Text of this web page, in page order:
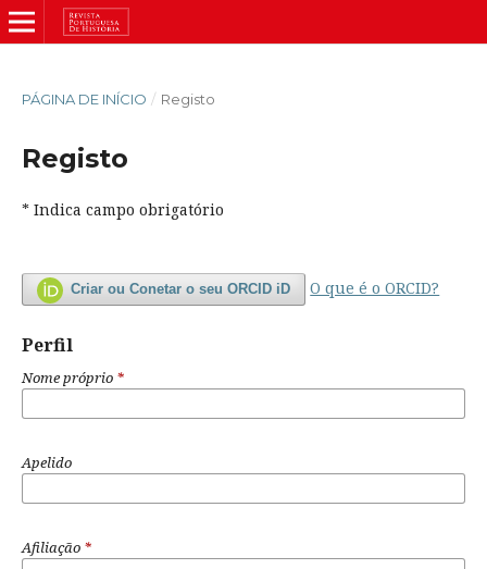
PÁGINA DE INÍCIO / Registo
Registo
* Indica campo obrigatório
Criar ou Conetar o seu ORCID iD O que é o ORCID?
Perfil
Nome próprio *
Apelido
Afiliação *